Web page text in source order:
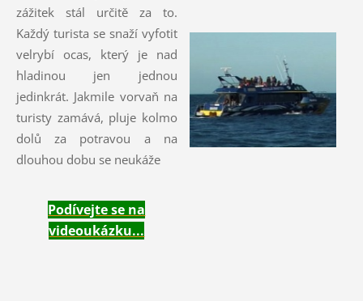
zážitek stál určitě za to.
Každý turista se snaží vyfotit
velrybí ocas, který je nad
hladinou jen jednou
jedinkrát. Jakmile vorvaň na
turisty zamává, pluje kolmo
dolů za potravou a na
dlouhou dobu se neukáže
Podívejte se na
videoukázku...